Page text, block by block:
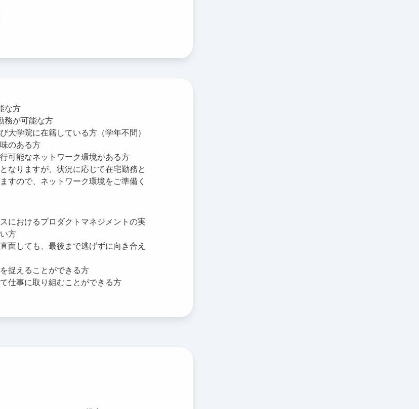
な方
務が可能な方
大学院に在籍している方（学年不問）
のある方
可能なネットワーク環境がある方
なりますが、状況に応じて在宅勤務と
すので、ネットワーク環境をご準備く
におけるプロダクトマネジメントの実
方
面しても、最後まで逃げずに向き合え
捉えることができる方
仕事に取り組むことができる方